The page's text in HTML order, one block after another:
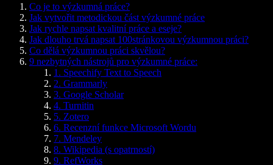
Co je to výzkumná práce?
Jak vytvořit metodickou část výzkumné práce
Jak rychle napsat kvalitní práce a eseje?
Jak dlouho trvá napsat 100stránkovou výzkumnou práci?
Co dělá výzkumnou práci skvělou?
9 nezbytných nástrojů pro výzkumné práce:
1. Speechify Text to Speech
2. Grammarly
3. Google Scholar
4. Turnitin
5. Zotero
6. Recenzní funkce Microsoft Wordu
7. Mendeley
8. Wikipedia (s opatrností)
9. RefWorks